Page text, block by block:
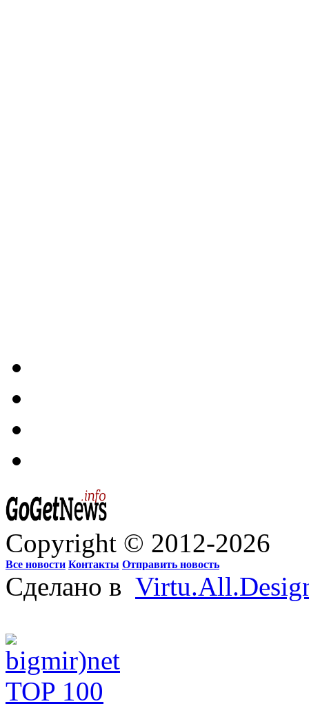
Copyright © 2012-2026
Все новости Контакты Отправить новость
Сделано в